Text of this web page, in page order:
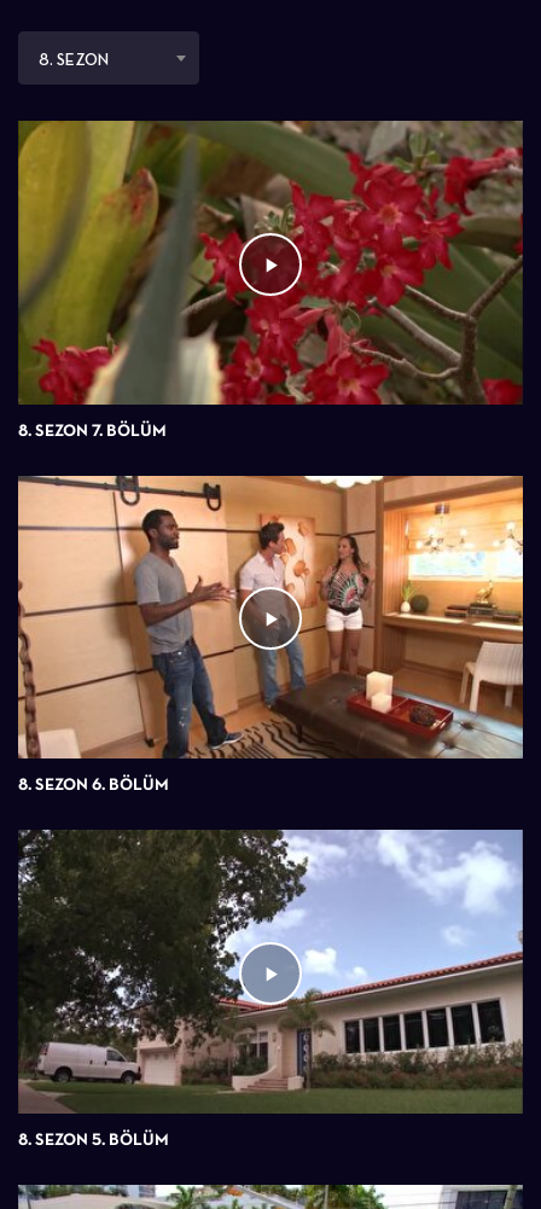
8. SEZON
8. SEZON 7. BÖLÜM
8. SEZON 6. BÖLÜM
8. SEZON 5. BÖLÜM